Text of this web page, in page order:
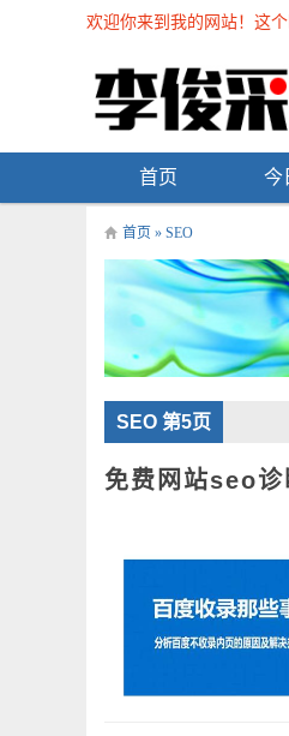
欢迎你来到我的网站！这
首页 今
首页 » SEO
SEO 第5页
免费网站seo诊